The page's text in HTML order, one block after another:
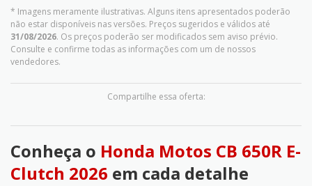
* Imagens meramente ilustrativas. Alguns itens apresentados poderão
não estar disponíveis nas versões. Preços sugeridos e válidos até
31/08/2026. Os preços poderão ser modificados sem aviso prévio.
Consulte e confirme todas as informações com um de nossos
vendedores.
Compartilhe essa oferta:
Conheça o Honda Motos CB 650R E-
Clutch 2026 em cada detalhe